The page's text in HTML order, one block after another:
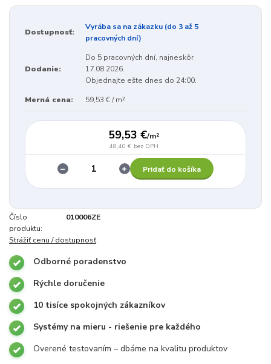
Dostupnosť:
Vyrába sa na zákazku (do 3 až 5
pracovných dní)
Dodanie:
Do 5 pracovných dní, najneskôr
17.08.2026.
Objednajte ešte dnes do 24:00.
Merná cena: 59,53 € / m²
59,53 €/m²
48,40 € bez DPH
Pridať do košíka
Číslo
produktu:
010006ZE
Strážiť cenu / dostupnosť
Odborné poradenstvo
Rýchle doručenie
10 tisíce spokojných zákazníkov
Systémy na mieru - riešenie pre každého
Overené testovaním – dbáme na kvalitu produktov